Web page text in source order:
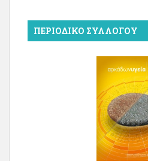
ΠΕΡΙΟΔΙΚΌ ΣΥΛΛΌΓΟΥ